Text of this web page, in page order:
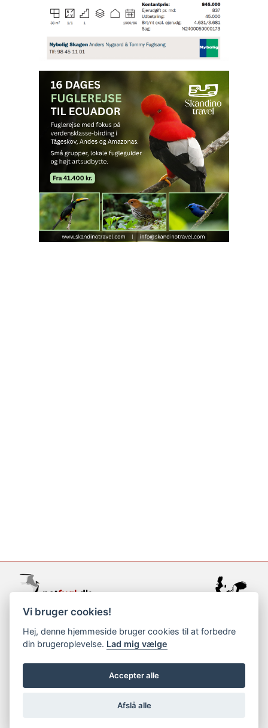
support@netfugl.dk
copyright © 2002-2023
Vi bruger cookies!
Hej, denne hjemmeside bruger cookies til at forbedre
din brugeroplevelse. Lad mig vælge
Accepter alle
Afslå alle